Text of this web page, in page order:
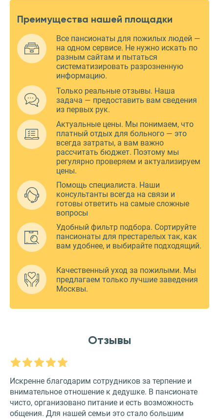
Преимущества нашей площадки
Все пансионаты для пожилых людей —
на одном сервисе. Не нужно искать по
разным сайтам и пытаться
систематизировать разрозненную
информацию.
Только реальные отзывы. Наша
задача — предоставить вам сведения
из первых рук.
Актуальные цены. Мы понимаем, что
платный отдых для больного — это
всегда затраты, а вам важно
рассчитать бюджет. Поэтому мы
регулярно проверяем и актуализируем
цены.
Помощь специалиста. Наши
консультанты всегда на связи и
готовы ответить на самые сложные
вопросы
Удобный фильтр подбора. Сортируйте
пансионаты для престарелых так, как
вам удобнее, и выбирайте подходящий.
Качественный уход за пожилыми. Мы
предлагаем только лучшие заведения
Москвы.
Отзывы
Искренне благодарим сотрудников за терпение и
внимательное отношение к дедушке. В пансионате
чисто, организовано питание и есть возможность
общения. Для нашей семьи это стало большим